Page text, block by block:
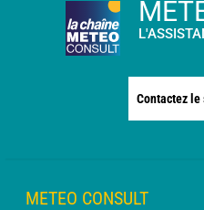
Contactez
METEO CONSULT